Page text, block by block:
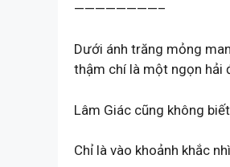
————————–
Dưới ánh trăng mỏng
thậm chí là một ngọn hải
Lâm Giác cũng không
Chỉ là vào khoảnh khắc